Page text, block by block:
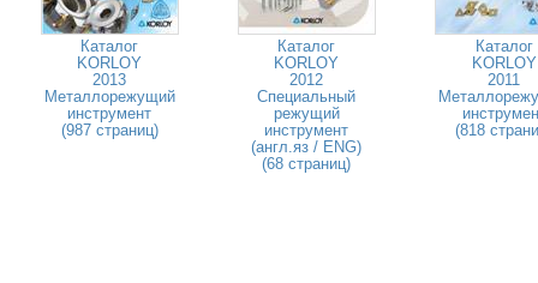
Каталог
KORLOY
2013
Металлорежущий
инструмент
(987 страниц)
Каталог
KORLOY
2012
Специальный
режущий
инструмент
(англ.яз / ENG)
(68 страниц)
Каталог
KORLOY
2011
(818